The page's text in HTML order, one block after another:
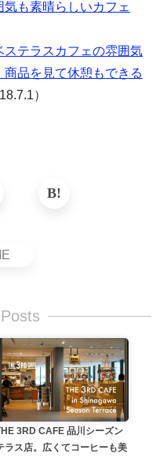
も素晴らしいカフェ
テラスカフェの雰囲気
品を見て休憩もできる
）
3RD CAFE 品川シーズン
ラス店。広くてコーヒーも美